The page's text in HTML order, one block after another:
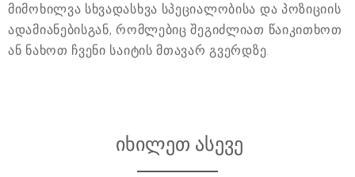
მიმოხილვა სხვადასხვა სპეციალობისა და პოზიციის
ადამიანებისგან, რომლებიც შეგიძლიათ წაიკითხოთ
ან ნახოთ ჩვენი საიტის მთავარ გვერდზე.
იხილეთ ასევე